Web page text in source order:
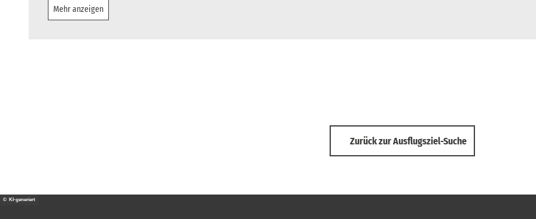
Mehr anzeigen
Zurück zur Ausflugsziel-Suche
© KI-generiert